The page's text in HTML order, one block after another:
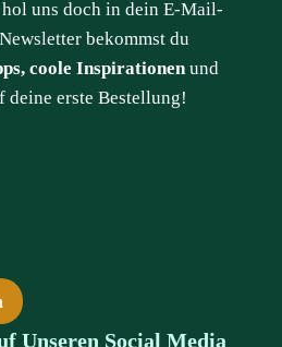
uns doch in dein E-Mail-
bekommst du
coole Inspirationenund
deine erste Bestellung!
Unseren Social Media